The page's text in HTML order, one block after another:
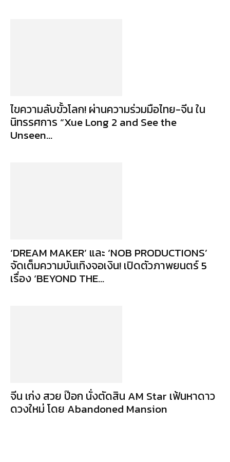
ไขความลับขั้วโลก! ผ่านความร่วมมือไทย-จีน ใน
นิทรรศการ “Xue Long 2 and See the
Unseen...
‘DREAM MAKER’ และ ‘NOB PRODUCTIONS’
จัดเต็มความบันเทิงจอเงิน! เปิดตัวภาพยนตร์ 5
เรื่อง ‘BEYOND THE...
จีน เก่ง สวย ป๊อก นั่งตัดสิน AM Star เฟ้นหาดาว
ดวงใหม่ โดย Abandoned Mansion